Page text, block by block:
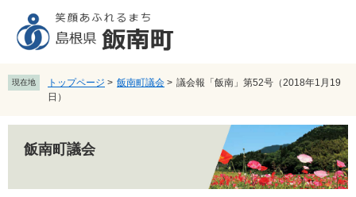
先
頭
す
を
飛
し
へ
現在地 トップページ > 飯南町議会 > 議会報「飯南」第52号（2018年1月19
日）
飯南町議会